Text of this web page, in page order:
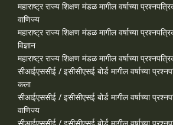
महाराष्ट्र राज्य शिक्षण मंडळ मागील वर्षाच्या
वाणिज्य
महाराष्ट्र राज्य शिक्षण मंडळ मागील वर्षाच्या
विज्ञान
महाराष्ट्र राज्य शिक्षण मंडळ मागील वर्षाच्या
सीआईएससीई / इसीसीएसई बोर्ड मागील वर्षाच्या
कला
सीआईएससीई / इसीसीएसई बोर्ड मागील वर्षाच्या
वाणिज्य